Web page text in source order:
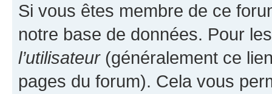
Si vous êtes membre de ce
notre base de données. Pour
l’utilisateur(généralement ce
pages du forum). Cela vous